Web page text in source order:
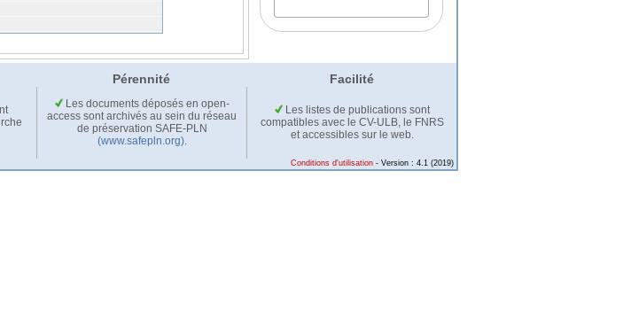
Pérennité Facilité
Les documents déposés en open-
access sont archivés au sein du réseau
de préservation SAFE-PLN
(www.safepln.org).
Les listes de publications sont
compatibles avec le CV-ULB, le FNRS
et accessibles sur le web.
Conditions d'utilisation - Version : 4.1 (2019)